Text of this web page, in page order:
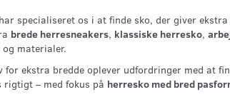
specialiseret os i at finde sko, der giver
brede herresneakers, klassiske herresko,
materialer.
for ekstra bredde oplever udfordringer med at
– med fokus på herresko med bred